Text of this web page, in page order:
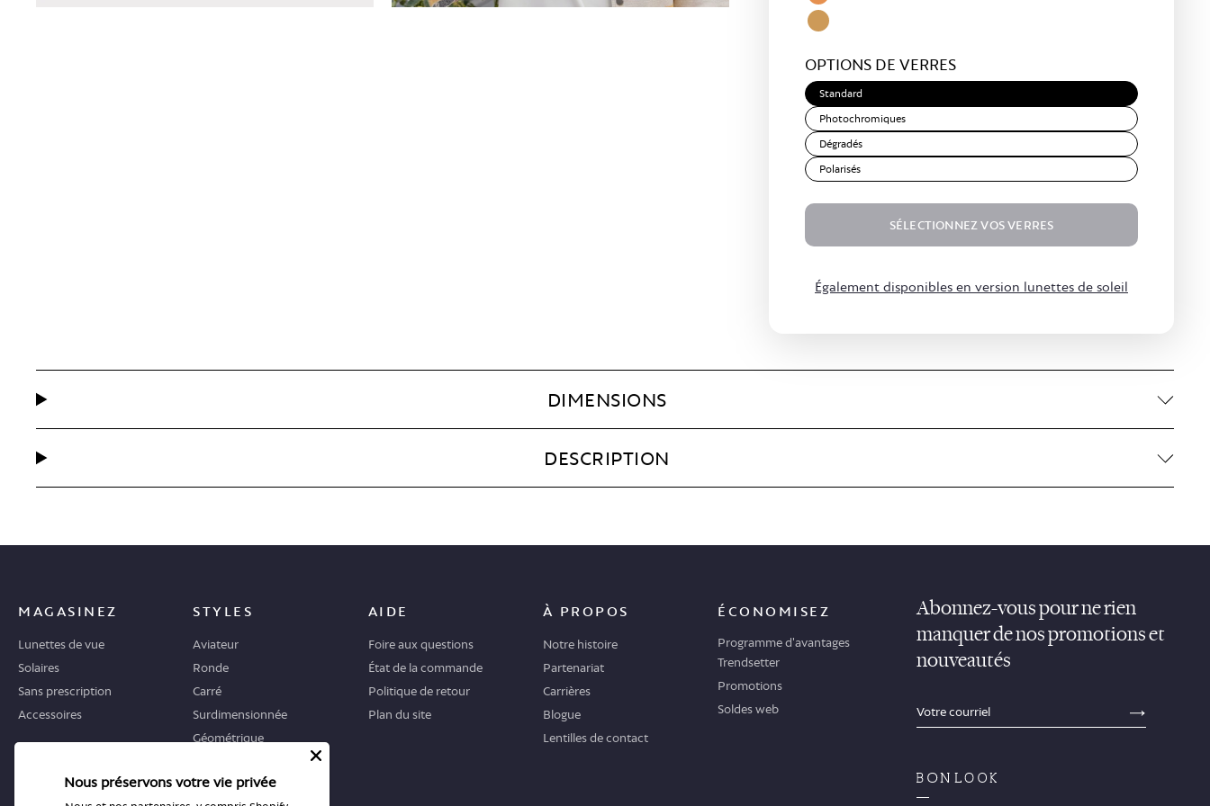
Yellow
Amber
Brown
OPTIONS DE VERRES
Standard
Photochromiques
Dégradés
Polarisés
SÉLECTIONNEZ VOS VERRES
Également disponibles en version lunettes de soleil
DIMENSIONS
DESCRIPTION
MAGASINEZ
Lunettes de vue
Solaires
Sans prescription
Accessoires
STYLES
Aviateur
Ronde
Carré
Surdimensionnée
Géométrique
AIDE
Foire aux questions
État de la commande
Politique de retour
Plan du site
À PROPOS
Notre histoire
Partenariat
Carrières
Blogue
Lentilles de contact
ÉCONOMISEZ
Programme d'avantages
Trendsetter
Promotions
Soldes web
Abonnez-vous pour ne rien
manquer de nos promotions et
nouveautés
sections.footer.email_field_ada_label
Nous préservons votre vie privée